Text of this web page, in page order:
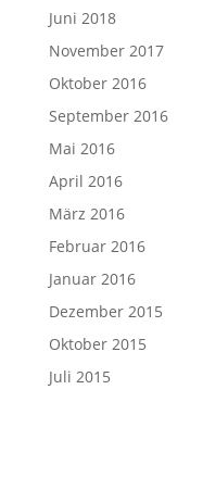
Juni 2018
November 2017
Oktober 2016
September 2016
Mai 2016
April 2016
März 2016
Februar 2016
Januar 2016
Dezember 2015
Oktober 2015
Juli 2015